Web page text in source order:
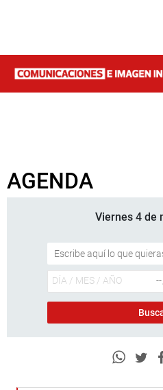
AGENDA
Viernes 4 de